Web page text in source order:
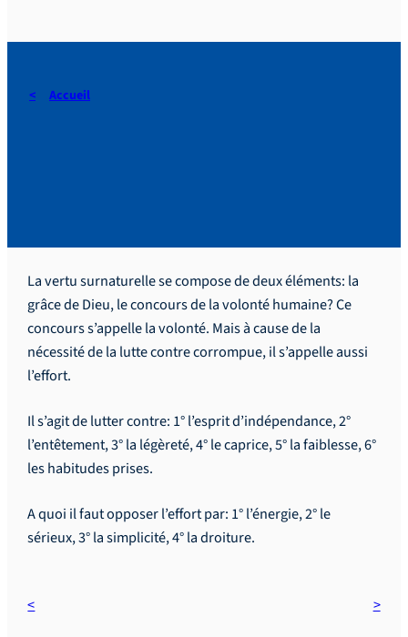
Accueil
La vertu surnaturelle se compose de deux éléments: la
grâce de Dieu, le concours de la volonté humaine? Ce
concours s’appelle la volonté. Mais à cause de la
nécessité de la lutte contre corrompue, il s’appelle aussi
l’effort.
Il s’agit de lutter contre: 1° l’esprit d’indépendance, 2°
l’entêtement, 3° la légèreté, 4° le caprice, 5° la faiblesse, 6°
les habitudes prises.
A quoi il faut opposer l’effort par: 1° l’énergie, 2° le
sérieux, 3° la simplicité, 4° la droiture.